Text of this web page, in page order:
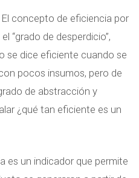
. El concepto de eficiencia por
“grado de desperdicio”,
se dice eficiente cuando se
pocos insumos, pero de
de abstracción y
¿qué tan eficiente es un
es un indicador que permite